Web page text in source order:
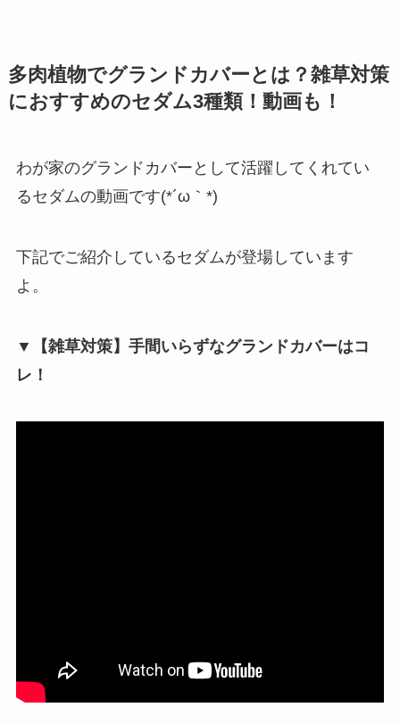
多肉植物でグランドカバーとは？雑草対策
におすすめのセダム3種類！動画も！
わが家のグランドカバーとして活躍してくれてい
るセダムの動画です(*´ω｀*)
下記でご紹介しているセダムが登場しています
よ。
▼【雑草対策】手間いらずなグランドカバーはコ
レ！